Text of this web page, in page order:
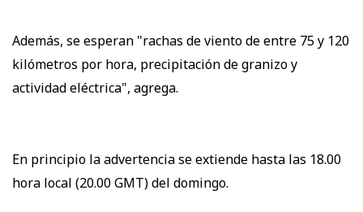
Además, se esperan "rachas de viento de entre 75 y 120
kilómetros por hora, precipitación de granizo y
actividad eléctrica", agrega.
En principio la advertencia se extiende hasta las 18.00
hora local (20.00 GMT) del domingo.